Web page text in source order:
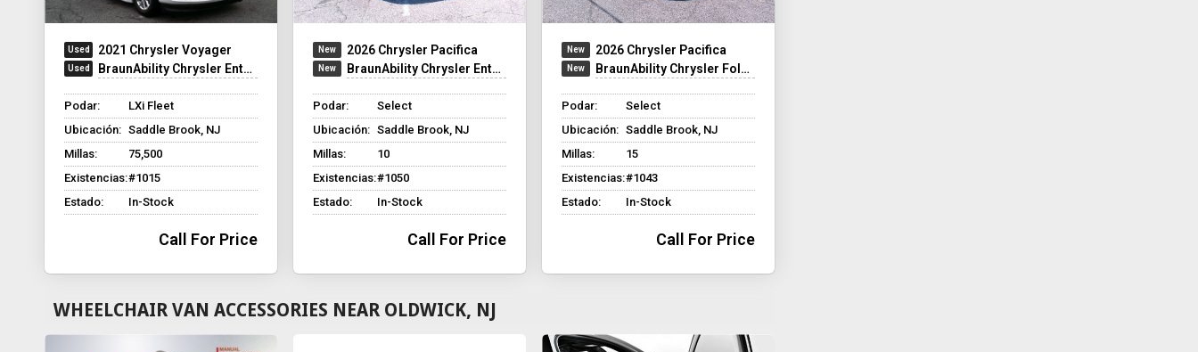
2021 Chrysler Voyager
BraunAbility Chrysler Entervan XT
Podar:
LXi Fleet
Ubicación: Saddle Brook, NJ
Millas:
75,500
Existencias:#1015
Estado:
In-Stock
Call For Price
2026 Chrysler Pacifica
BraunAbility Chrysler Entervan XT
Podar:
Select
Ubicación: Saddle Brook, NJ
Millas:
10
Existencias:#1050
Estado:
In-Stock
Call For Price
2026 Chrysler Pacifica
BraunAbility Chrysler Foldout XT
Podar:
Select
Ubicación: Saddle Brook, NJ
Millas:
15
Existencias:#1043
Estado:
In-Stock
Call For Price
WHEELCHAIR VAN ACCESSORIES NEAR OLDWICK, NJ